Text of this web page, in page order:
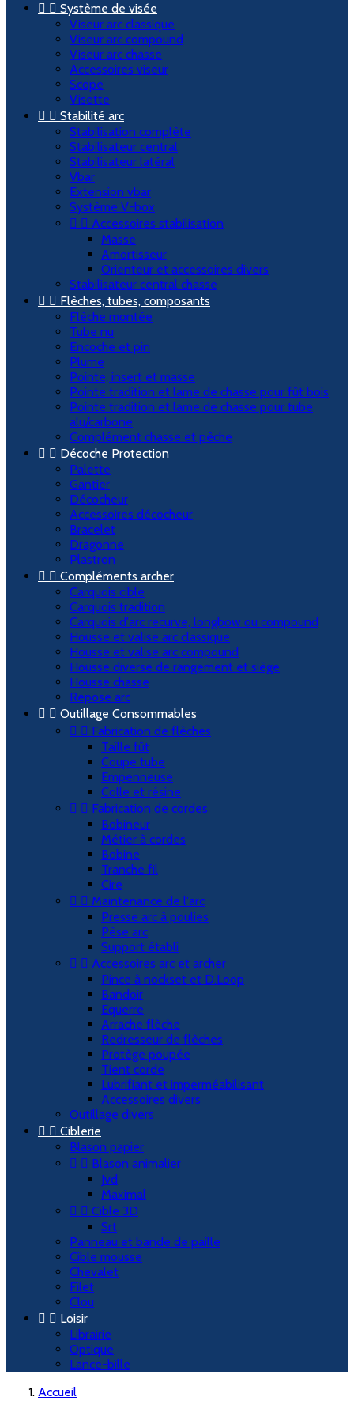
  Système de visée
Viseur arc classique
Viseur arc compound
Viseur arc chasse
Accessoires viseur
Scope
Visette
  Stabilité arc
Stabilisation complète
Stabilisateur central
Stabilisateur latéral
Vbar
Extension vbar
Système V-box
  Accessoires stabilisation
Masse
Amortisseur
Orienteur et accessoires divers
Stabilisateur central chasse
  Flèches, tubes, composants
Flèche montée
Tube nu
Encoche et pin
Plume
Pointe, insert et masse
Pointe tradition et lame de chasse pour fût bois
Pointe tradition et lame de chasse pour tube
alu/carbone
Complément chasse et pêche
  Décoche Protection
Palette
Gantier
Décocheur
Accessoires décocheur
Bracelet
Dragonne
Plastron
  Compléments archer
Carquois cible
Carquois tradition
Carquois d'arc recurve, longbow ou compound
Housse et valise arc classique
Housse et valise arc compound
Housse diverse de rangement et siège
Housse chasse
Repose arc
  Outillage Consommables
  Fabrication de flèches
Taille fût
Coupe tube
Empenneuse
Colle et résine
  Fabrication de cordes
Bobineur
Métier à cordes
Bobine
Tranche fil
Cire
  Maintenance de l'arc
Presse arc à poulies
Pèse arc
Support établi
  Accessoires arc et archer
Pince à nockset et D.Loop
Bandoir
Equerre
Arrache flèche
Redresseur de flèches
Protège poupée
Tient corde
Lubrifiant et imperméabilisant
Accessoires divers
Outillage divers
  Ciblerie
Blason papier
  Blason animalier
Jvd
Maximal
  Cible 3D
Srt
Panneau et bande de paille
Cible mousse
Chevalet
Filet
Clou
  Loisir
Librairie
Optique
Lance-bille
Accueil